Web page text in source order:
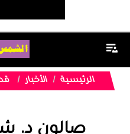
الرئيسية الأخبار
صالون د.